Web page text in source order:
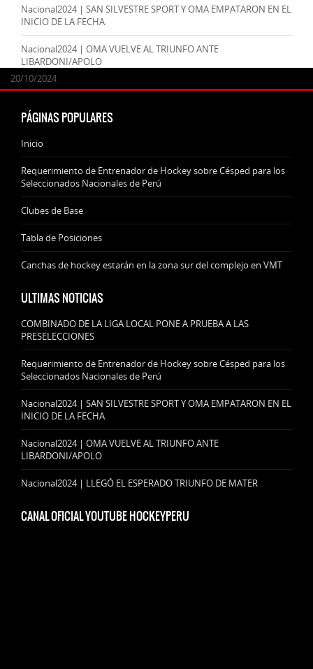
24/09/2025
07/11/2024
Nacional2024 | SAN SILVESTRE SPORT Y OMA EMPATARON EN EL
INICIO DE LA FECHA
20/10/2024
Nacional2024 | OMA VUELVE AL TRIUNFO ANTE
LIBARDONI/APOLO
20/10/2024
PÁGINAS POPULARES
Inicio
Requerimiento de Entrenador de Hockey sobre Césped para los
Seleccionados Nacionales de Perú
Clubes de Base
Tabla de Posiciones
Canchas de hockey estarán en la zona sur del complejo en VMT
ULTIMAS NOTICIAS
COMBINADO DE LA LIGA LOCAL PONE A PRUEBA A LAS
PRESELECCIONES
Requerimiento de Entrenador de Hockey sobre Césped para los
Seleccionados Nacionales de Perú
Nacional2024 | SAN SILVESTRE SPORT Y OMA EMPATARON EN EL
INICIO DE LA FECHA
Nacional2024 | OMA VUELVE AL TRIUNFO ANTE
LIBARDONI/APOLO
Nacional2024 | LLEGÓ EL ESPERADO TRIUNFO DE MATER
CANAL OFICIAL YOUTUBE HOCKEYPERU